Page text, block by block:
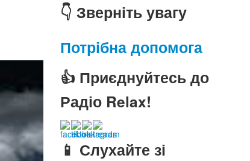
👇 Зверніть увагу
Потрібна допомога
👍 Приєднуйтесь до
Радіо Relax!
📱 Слухайте зі